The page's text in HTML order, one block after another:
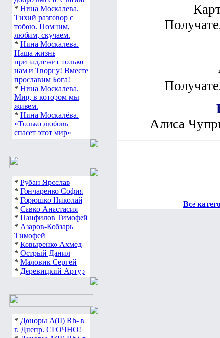
* Нина Москалева.
Тихий разговор с
тобою. Помним,
любим, скучаем.
* Нина Москалева.
Наша жизнь
принадлежит только
нам и Творцу! Вместе
прославим Бога!
* Нина Москалева.
Мир, в котором мы
живем.
* Нина Москалёва.
«Только любовь
спасет этот мир»
* Рубан Ярослав
* Гончаренко София
* Горюшко Николай
* Савко Анастасия
* Панфилов Тимофей
* Азаров-Кобзарь
Тимофей
* Ковыренко Ахмед
* Острый Данил
* Маловик Сергей
* Деревицкий Артур
* Доноры А(ІІ) Rh- в
г. Днепр. СРОЧНО!
Алиса
Все